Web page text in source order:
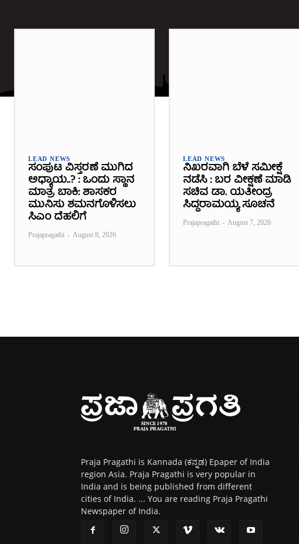
LEAD NEWS
ಸಂಪುಟ ವಿಸ್ತರಣೆ ಮುಗಿದ
ಅಧ್ಯಾಯ..? : ಒಂದು ಸ್ಥಾನ
ಮಾತ್ರ ಬಾಕಿ: ಶಾಸಕರ
ಮುನಿಸು ಶಮನಗೊಳಿಸಲು
ಸಿಎಂ ದೆಹಲಿಗೆ
Prajapragathi - August 8, 2026
LEAD NEWS
ನಿಖರವಾಗಿ ಬೆಳೆ ಸಮೀಕ್ಷೆ
ನಡೆಸಿ : ಬರ ವೀಕ್ಷಣೆ ಮಾಡಿ
ಸಚಿವ ಡಾ. ಯತೀಂದ್ರ
ಸಿದ್ದರಾಮಯ್ಯ ಸೂಚನೆ
Prajapragathi - August 7, 2026
Praja Pragathi is Kannada (ಕನ್ನಡ) Epaper of India
region Asia. Praja Pragathi is very popular in
India and is being published from different
cities of India. ... You are reading Praja Pragathi
Newspaper of India.